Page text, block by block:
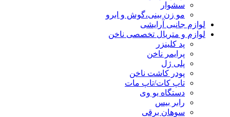
سشوار
مو زن بینی،گوش و ابرو
لوازم جانبی آرایشی
لوازم و متریال تخصصی ناخن
پد کلینزر
پرایمر ناخن
پلی ژل
پودر کاشت ناخن
تاپ کات/تاپ مات
دستگاه یو وی
رابر بیس
سوهان برقی